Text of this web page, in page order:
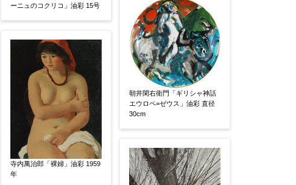
電話で相談したい
定額がございましたらお知らせください。その価格が適切かお返
ーニュのコクリコ」油彩 15号
寺内萬治郎「裸婦」油彩 1959
年
朝井閑右衛門「ギリシャ神話
エウロペ=ゼウス」油彩 直径
30cm